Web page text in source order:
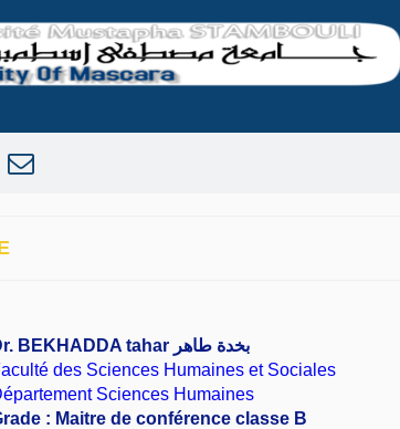
BEKHADDA tahar بخدة طاهر
des Sciences Humaines et Sociales
Sciences Humaines
: Maitre de conférence classe B